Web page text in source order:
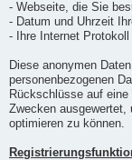
- Webseite, die Sie
- Datum und Uhrzeit
- Ihre Internet
Diese anonymen
personenbezogenen
Rückschlüsse auf
Zwecken ausgewertet,
optimieren zu können.